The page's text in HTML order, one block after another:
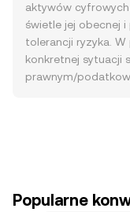
aktywów
świetle jej obecnej i
tolerancji ryzyka.
konkretnej sytuacji
prawnym/
Popularne